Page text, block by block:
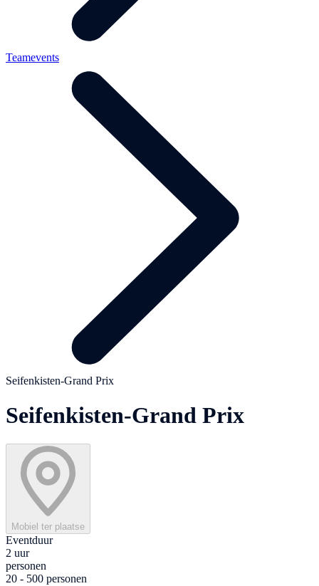
Teamevents
Seifenkisten-Grand Prix
Seifenkisten-Grand Prix
Mobiel ter plaatse
Eventduur
2 uur
personen
20 - 500 personen